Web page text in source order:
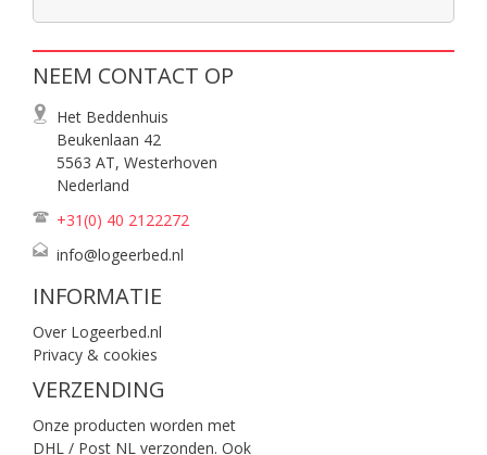
NEEM CONTACT OP
Het Beddenhuis
Beukenlaan 42
5563 AT, Westerhoven
Nederland
+31(0) 40 2122272
info@logeerbed.nl
INFORMATIE
Over Logeerbed.nl
Privacy & cookies
VERZENDING
Onze producten worden met
DHL / Post NL verzonden. Ook